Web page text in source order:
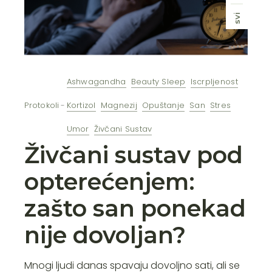
svi
Protokoli
Ashwagandha Beauty Sleep Iscrpljenost
Kortizol Magnezij Opuštanje San Stres
Umor Živčani Sustav
Živčani sustav pod
opterećenjem:
zašto san ponekad
nije dovoljan?
Mnogi ljudi danas spavaju dovoljno sati, ali se